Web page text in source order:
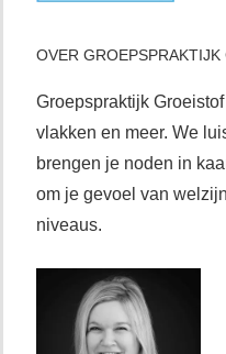
OVER GROEPSPRAKTIJK
Groepspraktijk
vlakken en meer. We
brengen je noden in
om je gevoel van
niveaus.